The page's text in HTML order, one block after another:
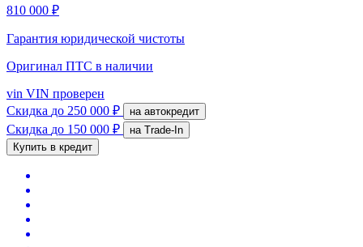
810 000 ₽
Гарантия юридической чистоты
Оригинал ПТС в наличии
vin VIN проверен
Скидка до 250 000 ₽ на автокредит
Скидка до 150 000 ₽
на Trade-In
Купить в кредит